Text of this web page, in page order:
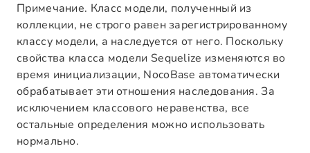
Примечание. Класс модели, полученный из
коллекции, не строго равен зарегистрированному
классу модели, а наследуется от него. Поскольку
свойства класса модели Sequelize изменяются во
время инициализации, NocoBase автоматически
обрабатывает эти отношения наследования. За
исключением классового неравенства, все
остальные определения можно использовать
нормально.